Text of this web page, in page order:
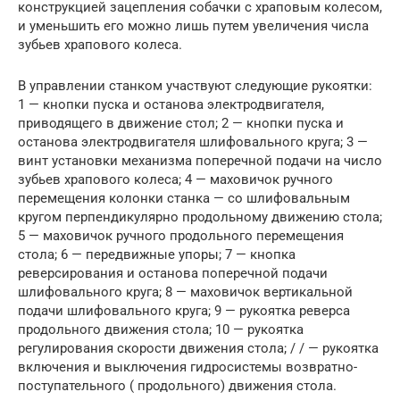
конструкцией зацепления собачки с храповым колесом,
и уменьшить его можно лишь путем увеличения числа
зубьев храпового колеса.
В управлении станком участвуют следующие рукоятки:
1 — кнопки пуска и останова электродвигателя,
приводящего в движение стол; 2 — кнопки пуска и
останова электродвигателя шлифовального круга; 3 —
винт установки механизма поперечной подачи на число
зубьев храпового колеса; 4 — маховичок ручного
перемещения колонки станка — со шлифовальным
кругом перпендикулярно продольному движению стола;
5 — маховичок ручного продольного перемещения
стола; 6 — передвижные упоры; 7 — кнопка
реверсирования и останова поперечной подачи
шлифовального круга; 8 — маховичок вертикальной
подачи шлифовального круга; 9 — рукоятка реверса
продольного движения стола; 10 — рукоятка
регулирования скорости движения стола; / / — рукоятка
включения и выключения гидросистемы возвратно-
поступательного ( продольного) движения стола.